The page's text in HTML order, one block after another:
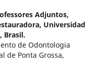
Adjuntos,
Universidad
Brasil.
de Odontologia
de Ponta Grossa,